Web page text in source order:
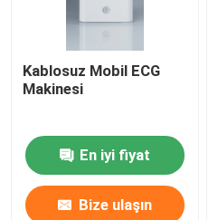
Kablosuz Mobil ECG
Makinesi
En iyi fiyat
Bize ulaşın